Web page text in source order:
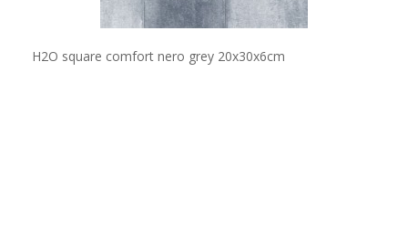
H2O square comfort nero grey 20x30x6cm